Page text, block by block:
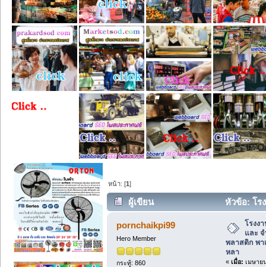
หน้า: [1]
ผู้เขียน
หัวข้อ: โร
เลทพลาสติก พาเลทเหล็ก ราคาถูกหลา
pornchaikpi99
Hero Member
กระทู้: 860
โรงง
และ จ
พลาสติก พา
หลา
« เมื่อ: เมษาย